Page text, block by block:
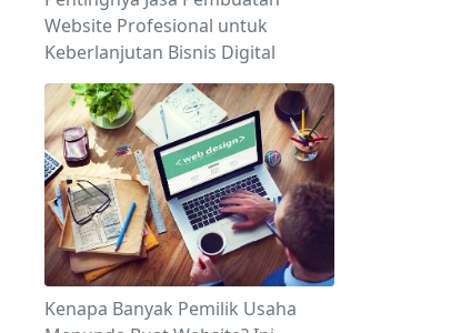
Website Profesional untuk
Keberlanjutan Bisnis Digital
Kenapa Banyak Pemilik Usaha